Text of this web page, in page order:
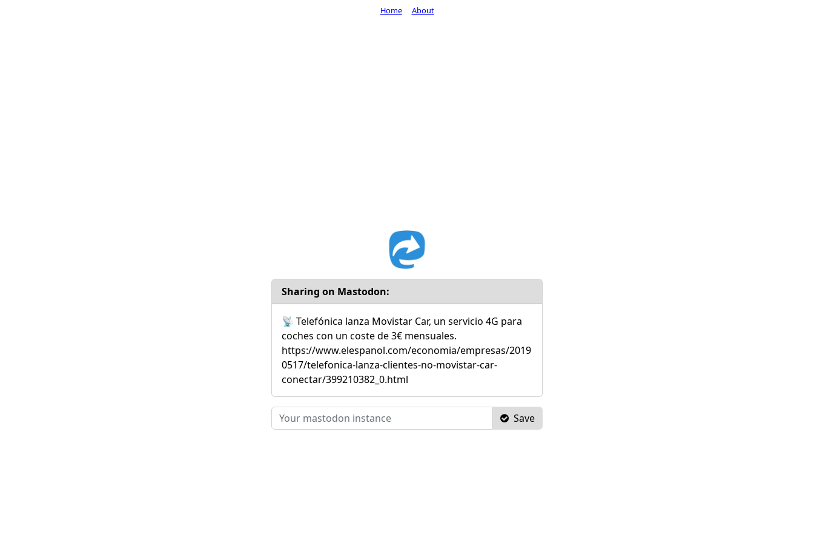
Sharing on Mastodon:
📡 Telefónica lanza Movistar Car, un servicio 4G para
coches con un coste de 3€ mensuales.
https://www.elespanol.com/economia/empresas/2019
0517/telefonica-lanza-clientes-no-movistar-car-
conectar/399210382_0.html
Save
Home About